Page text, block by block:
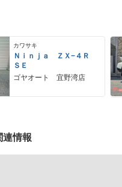
カワサキ
Ｎｉｎｊａ ＺＸ−４Ｒ
ＳＥ
ゴヤオート 宜野湾店
連情報